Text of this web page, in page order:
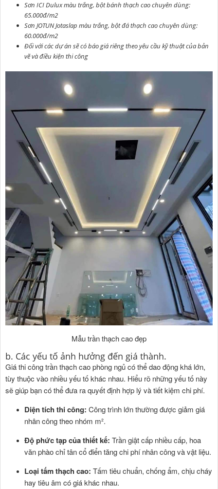
Sơn ICI Dulux màu trắng, bột bánh thạch cao chuyên dùng:
65.000đ/m2
Sơn JOTUN Jotaslap màu trắng, bột đá thạch cao chuyên dùng:
60.000đ/m2
Đối với các dự án sẽ có báo giá riêng theo yêu cầu kỹ thuật của bản
vẽ và điều kiện thi công
Mẫu trần thạch cao đẹp
b. Các yếu tố ảnh hưởng đến giá thành.
Giá thi công trần thạch cao phòng ngủ có thể dao động khá lớn,
tùy thuộc vào nhiều yếu tố khác nhau. Hiểu rõ những yếu tố này
sẽ giúp bạn có thể đưa ra quyết định hợp lý và tiết kiệm chi phí.
Diện tích thi công: Công trình lớn thường được giảm giá
nhân công theo nhóm m².
Độ phức tạp của thiết kế: Trần giật cấp nhiều cấp, hoa
văn phào chỉ tân cổ điển tăng chi phí nhân công và vật liệu.
Loại tấm thạch cao: Tấm tiêu chuẩn, chống ẩm, chịu cháy
hay tiêu âm có giá khác nhau.